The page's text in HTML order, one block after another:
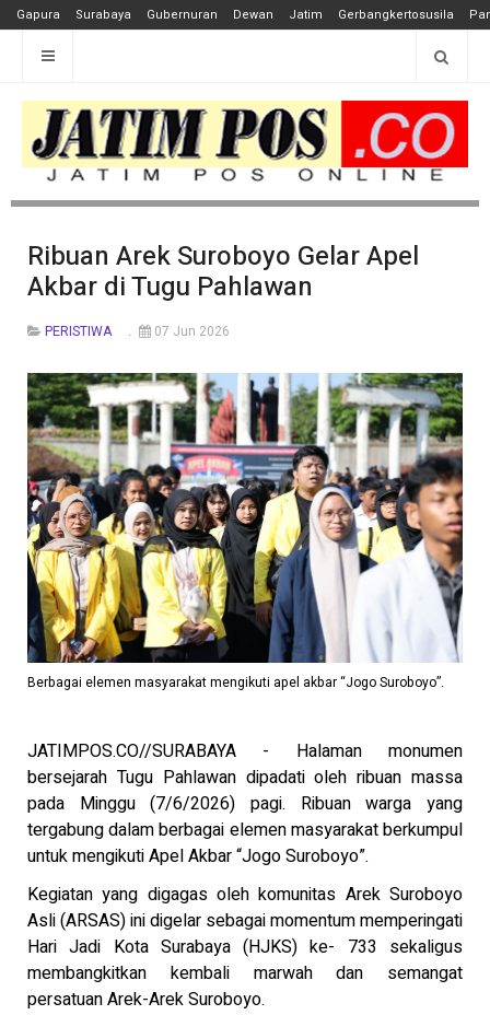
Gapura Surabaya Gubernuran Dewan Jatim Gerbangkertosusila
Ribuan Arek Suroboyo Gelar Apel
Akbar di Tugu Pahlawan
PERISTIWA 07 Jun 2026
Berbagai elemen masyarakat mengikuti apel akbar “Jogo Suroboyo”.
JATIMPOS.CO//SURABAYA - Halaman monumen
bersejarah Tugu Pahlawan dipadati oleh ribuan massa
pada Minggu (7/6/2026) pagi. Ribuan warga yang
tergabung dalam berbagai elemen masyarakat berkumpul
untuk mengikuti Apel Akbar “Jogo Suroboyo”.
Kegiatan yang digagas oleh komunitas Arek Suroboyo
Asli (ARSAS) ini digelar sebagai momentum memperingati
Hari Jadi Kota Surabaya (HJKS) ke- 733 sekaligus
membangkitkan kembali marwah dan semangat
persatuan Arek-Arek Suroboyo.